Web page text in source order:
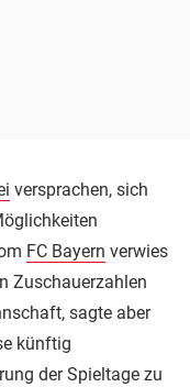
versprachen, sich
FC Bayern verwies
Zuschauerzahlen
sagte aber
künftig
der Spieltage zu